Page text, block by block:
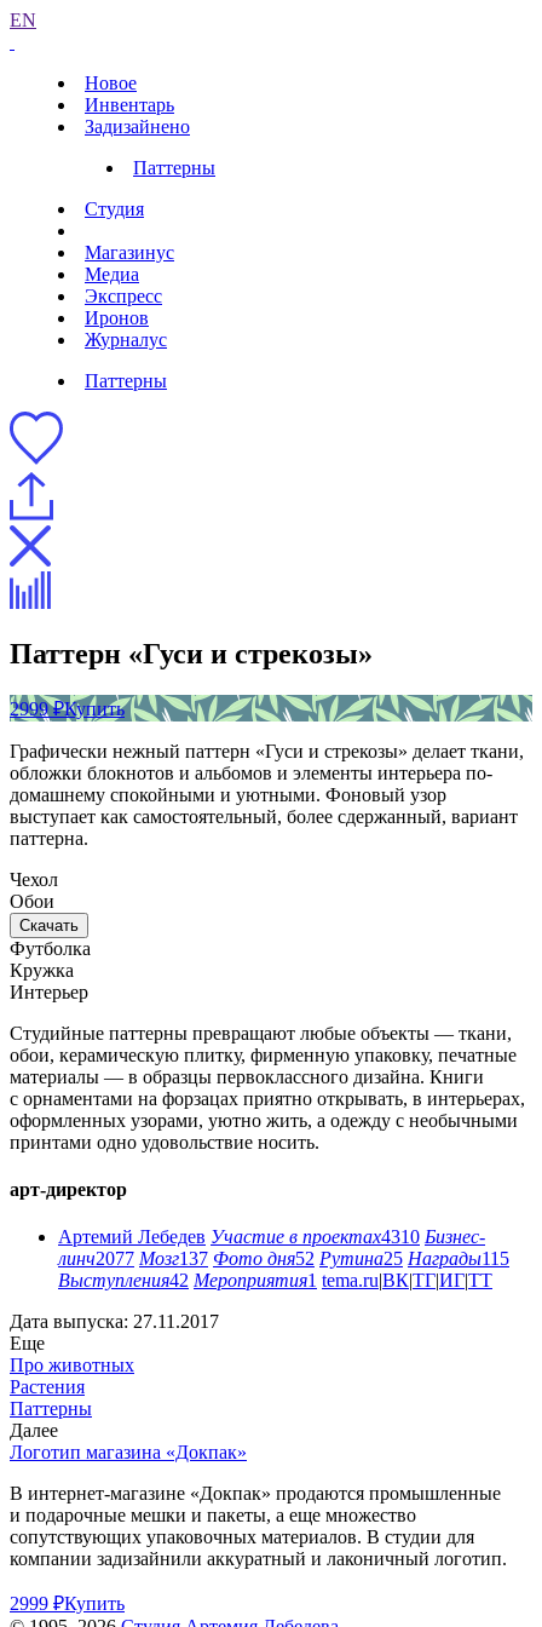
EN
Новое
Инвентарь
Задизайнено
Паттерны
Студия
Магазинус
Медиа
Экспресс
Иронов
Журналус
Паттерны
Паттерн «Гуси и стрекозы»
2999 ₽Купить
Графически нежный паттерн «Гуси и стрекозы» делает ткани,
обложки блокнотов и альбомов и элементы интерьера по-
домашнему спокойными и уютными. Фоновый узор
выступает как самостоятельный, более сдержанный, вариант
паттерна.
Чехол
Обои
Скачать
Футболка
Кружка
Интерьер
Студийные паттерны превращают любые объекты — ткани,
обои, керамическую плитку, фирменную упаковку, печатные
материалы — в образцы первоклассного дизайна. Книги
с орнаментами на форзацах приятно открывать, в интерьерах,
оформленных узорами, уютно жить, а одежду с необычными
принтами одно удовольствие носить.
арт-директор
Артемий Лебедев Участие в проектах4310 Бизнес-
линч2077 Мозг137 Фото дня52 Рутина25 Награды115
Выступления42 Мероприятия1 tema.ru|ВК|ТГ|ИГ|ТТ
Дата выпуска: 27.11.2017
Еще
Про животных
Растения
Паттерны
Далее
Логотип магазина «Докпак»
В интернет-магазине «Докпак» продаются промышленные
и подарочные мешки и пакеты, а еще множество
сопутствующих упаковочных материалов. В студии для
компании задизайнили аккуратный и лаконичный логотип.
2999 ₽Купить